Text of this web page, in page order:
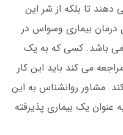
دهند تا بلکه از شر این
بیماری وسواس در
باشد. کسی که به یک
می کند باید این کار
مشاور روانشناس به این
عنوان یک بیماری پذیرفته